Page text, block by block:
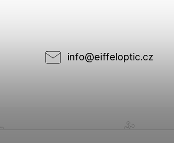
info@eiffeloptic.cz